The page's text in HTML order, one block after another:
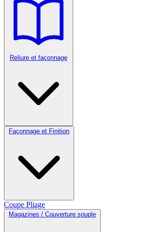
Reliure et façonnage
Façonnage et Finition
Coupe Pliage
Magazines / Couverture souple